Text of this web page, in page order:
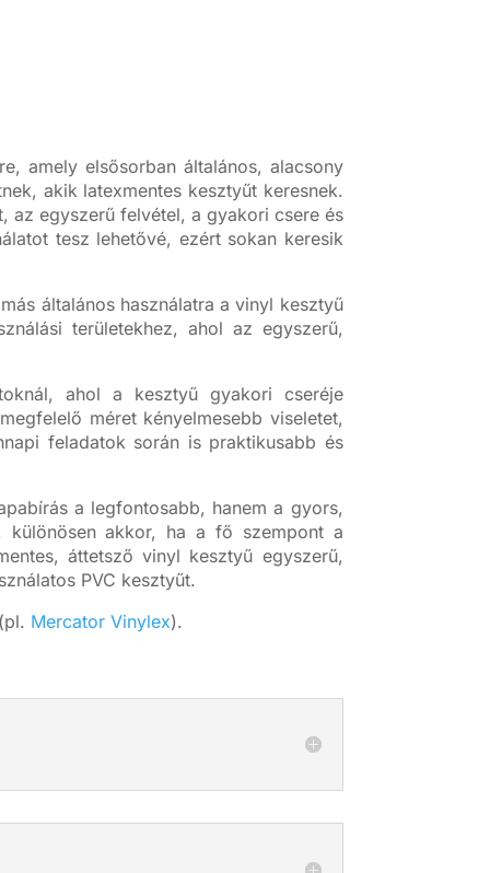
amely elsősorban általános, alacsony
akik latexmentes kesztyűt keresnek.
az egyszerű felvétel, a gyakori csere és
tesz lehetővé, ezért sokan keresik
általános használatra a vinyl kesztyű
területekhez, ahol az egyszerű,
ahol a kesztyű gyakori cseréje
méret kényelmesebb viseletet,
feladatok során is praktikusabb és
a legfontosabb, hanem a gyors,
különösen akkor, ha a fő szempont a
áttetsző vinyl kesztyű egyszerű,
PVC kesztyűt.
Mercator Vinylex).